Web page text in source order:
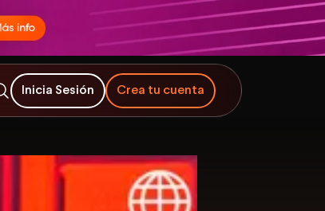
Inicia Sesión Crea tu cuenta